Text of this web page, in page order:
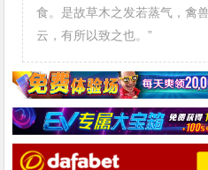
食。是故草木之发若蒸气，禽
云，有所以致之也。”